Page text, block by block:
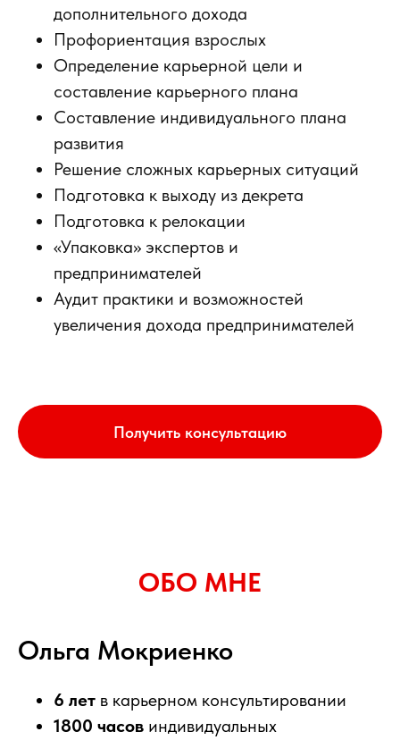
дополнительного дохода
Профориентация взрослых
Определение карьерной цели и
составление карьерного плана
Составление индивидуального плана
развития
Решение сложных карьерных ситуаций
Подготовка к выходу из декрета
Подготовка к релокации
«Упаковка» экспертов и
предпринимателей
Аудит практики и возможностей
увеличения дохода предпринимателей
Получить консультацию
ОБО МНЕ
Ольга Мокриенко
6 лет в карьерном консультировании
1800 часов индивидуальных